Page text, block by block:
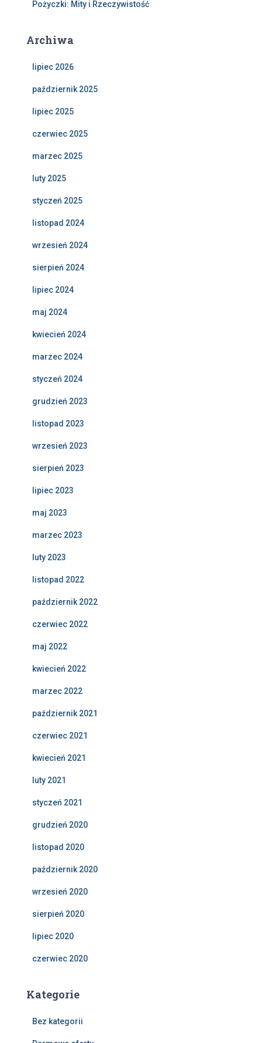
Pożyczki: Mity i Rzeczywistość
Archiwa
lipiec 2026
październik 2025
lipiec 2025
czerwiec 2025
marzec 2025
luty 2025
styczeń 2025
listopad 2024
wrzesień 2024
sierpień 2024
lipiec 2024
maj 2024
kwiecień 2024
marzec 2024
styczeń 2024
grudzień 2023
listopad 2023
wrzesień 2023
sierpień 2023
lipiec 2023
maj 2023
marzec 2023
luty 2023
listopad 2022
październik 2022
czerwiec 2022
maj 2022
kwiecień 2022
marzec 2022
październik 2021
czerwiec 2021
kwiecień 2021
luty 2021
styczeń 2021
grudzień 2020
listopad 2020
październik 2020
wrzesień 2020
sierpień 2020
lipiec 2020
czerwiec 2020
Kategorie
Bez kategorii